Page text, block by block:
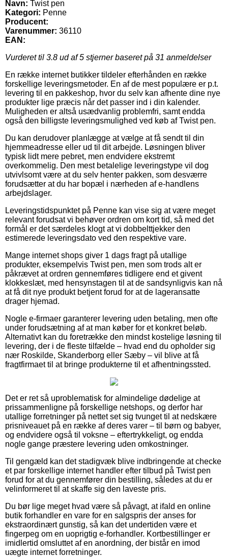
Navn: Twist pen
Kategori: Penne
Producent:
Varenummer: 36110
EAN:
Vurderet til 3.8 ud af 5 stjerner baseret på 31 anmeldelser
En række internet butikker tildeler efterhånden en række
forskellige leveringsmetoder. En af de mest populære er p.t.
levering til en pakkeshop, hvor du selv kan afhente dine nye
produkter lige præcis når det passer ind i din kalender.
Muligheden er altså usædvanlig problemfri, samt endda
også den billigste leveringsmulighed ved køb af Twist pen.
Du kan derudover planlægge at vælge at få sendt til din
hjemmeadresse eller ud til dit arbejde. Løsningen bliver
typisk lidt mere pebret, men endvidere ekstremt
overkommelig. Den mest betalelige leveringstype vil dog
utvivlsomt være at du selv henter pakken, som desværre
forudsætter at du har bopæl i nærheden af e-handlens
arbejdslager.
Leveringstidspunktet på Penne kan vise sig at være meget
relevant forudsat vi behøver ordren om kort tid, så med det
formål er det særdeles klogt at vi dobbelttjekker den
estimerede leveringsdato ved den respektive vare.
Mange internet shops giver 1 dags fragt på utallige
produkter, eksempelvis Twist pen, men som trods alt er
påkrævet at ordren gennemføres tidligere end et givent
klokkeslæt, med hensynstagen til at de sandsynligvis kan nå
at få dit nye produkt betjent forud for at de lageransatte
drager hjemad.
Nogle e-firmaer garanterer levering uden betaling, men ofte
under forudsætning af at man køber for et konkret beløb.
Alternativt kan du foretrække den mindst kostelige løsning til
levering, der i de fleste tilfælde – hvad end du opholder sig
nær Roskilde, Skanderborg eller Sæby – vil blive at få
fragtfirmaet til at bringe produkterne til et afhentningssted.
Det er ret så uproblematisk for almindelige dødelige at
prissammenligne på forskellige netshops, og derfor har
utallige forretninger på nettet set sig tvunget til at nedskære
prisniveauet på en række af deres varer – til børn og babyer,
og endvidere også til voksne – eftertrykkeligt, og endda
nogle gange præstere levering uden omkostninger.
Til gengæld kan det stadigvæk blive indbringende at checke
et par forskellige internet handler efter tilbud på Twist pen
forud for at du gennemfører din bestilling, således at du er
velinformeret til at skaffe sig den laveste pris.
Du bør lige meget hvad være så påvagt, at ifald en online
butik forhandler en vare for en salgspris der anses for
ekstraordinært gunstig, så kan det undertiden være et
fingerpeg om en uoprigtig e-forhandler. Kortbestillinger er
imidlertid omsluttet af en anordning, der bistår en imod
uægte internet forretninger.